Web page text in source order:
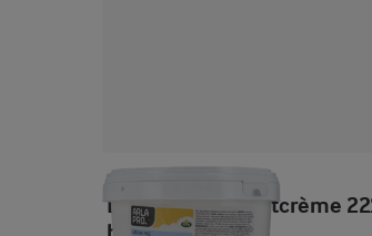
Laktosfri mild ostcrème 22%